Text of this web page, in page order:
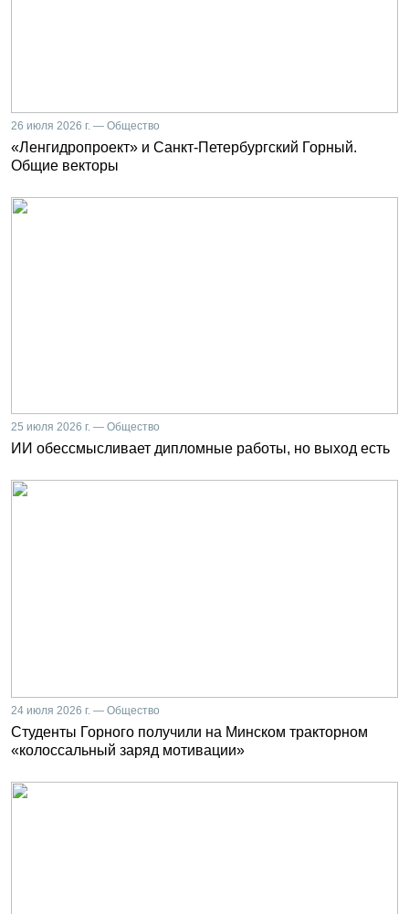
26 июля 2026 г. — Общество
«Ленгидропроект» и Санкт-Петербургский Горный.
Общие векторы
25 июля 2026 г. — Общество
ИИ обессмысливает дипломные работы, но выход есть
24 июля 2026 г. — Общество
Студенты Горного получили на Минском тракторном
«колоссальный заряд мотивации»